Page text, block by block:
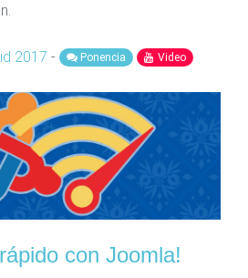
2017 - Ponencia Video
con Joomla!